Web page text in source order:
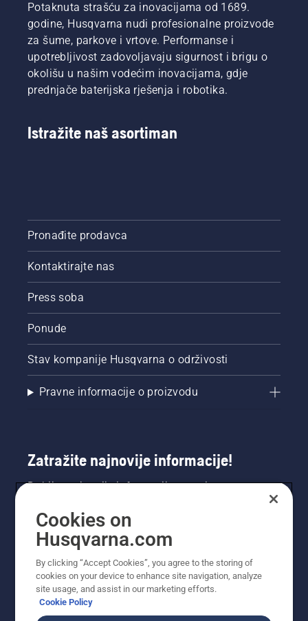
Potaknuta strašću za inovacijama od 1689.
godine, Husqvarna nudi profesionalne proizvode
za šume, parkove i vrtove. Performanse i
upotrebljivost zadovoljavaju sigurnost i brigu o
okolišu u našim vodećim inovacijama, gdje
prednjače baterijska rješenja i robotika.
Istražite naš asortiman
Pronađite prodavca
Kontaktirajte nas
Press soba
Ponude
Stav kompanije Husqvarna o održivosti
Pravne informacije o proizvodu
Zatražite najnovije informacije!
Dobijte najnovije informacije o novim
toga. Ovdje se registrirajte za naš bilten.
Cookies on
Husqvarna.com
By clicking “Accept Cookies”, you agree to the storing of
cookies on your device to enhance site navigation, analyze
site usage, and assist in our marketing efforts.
Cookie Policy